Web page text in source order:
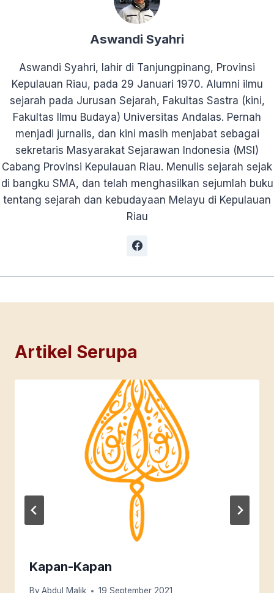
Aswandi Syahri
Aswandi Syahri, lahir di Tanjungpinang, Provinsi
Kepulauan Riau, pada 29 Januari 1970. Alumni ilmu
sejarah pada Jurusan Sejarah, Fakultas Sastra (kini,
Fakultas Ilmu Budaya) Universitas Andalas. Pernah
menjadi jurnalis, dan kini masih menjabat sebagai
sekretaris Masyarakat Sejarawan Indonesia (MSI)
Cabang Provinsi Kepulauan Riau. Menulis sejarah sejak
di bangku SMA, dan telah menghasilkan sejumlah buku
tentang sejarah dan kebudayaan Melayu di Kepulauan
Riau
Artikel Serupa
Kapan-Kapan
By Abdul Malik 19 September 2021